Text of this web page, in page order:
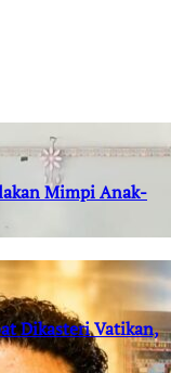
Mimpi Anak-
Dikasteri Vatikan,